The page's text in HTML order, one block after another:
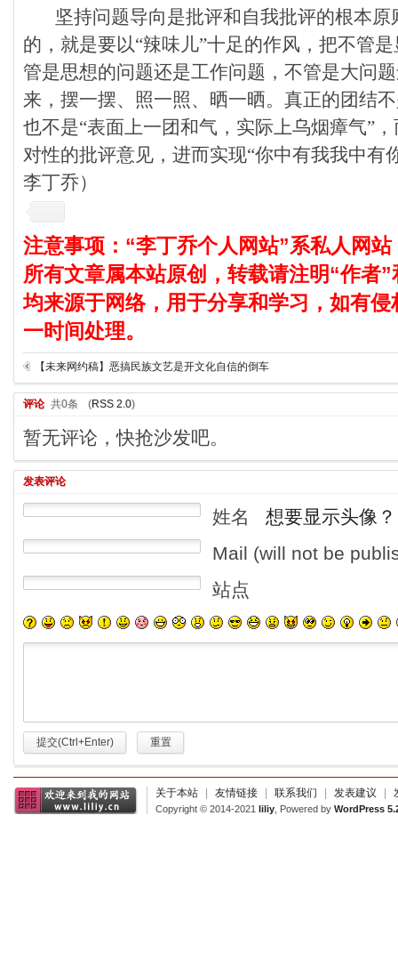
坚持问题导向是批评和自我批评的根本
的，就是要以“辣味儿”十足的作风，把不管
管是思想的问题还是工作问题，不管是大问
来，摆一摆、照一照、晒一晒。真正的团结
也不是“表面上一团和气，实际上乌烟瘴气”
对性的批评意见，进而实现“你中有我我中有
李丁乔）
注意事项：“李丁乔个人网站”系私人网
所有文章属本站原创，转载请注明“作者
均来源于网络，用于分享和学习，如有
一时间处理。
【未来网约稿】恶搞民族文艺是开文化自信的倒车
评论 共0条 (RSS 2.0)
暂无评论，快抢沙发吧。
发表评论
姓名
想要显示头像？
Mail (will not be
站点
提交(Ctrl+Enter) 重置
关于本站 友情链接 联系我们 发表建议
Copyright © 2014-2021 liliy , Powered by WordPress